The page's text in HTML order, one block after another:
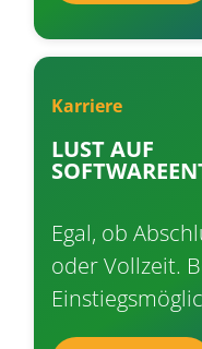
Karriere
LUST AUF
Egal, ob
oder Vollzeit.